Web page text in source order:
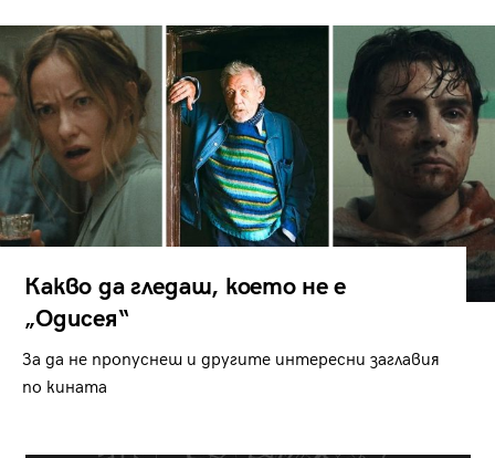
Какво да гледаш, което не е
„Одисея“
За да не пропуснеш и другите интересни заглавия
по кината